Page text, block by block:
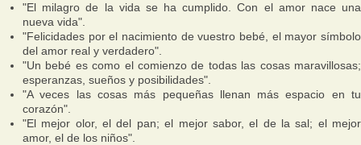
"El milagro de la vida se ha cumplido. Con el amor nace una
nueva vida".
"Felicidades por el nacimiento de vuestro bebé, el mayor símbolo
del amor real y verdadero".
"Un bebé es como el comienzo de todas las cosas maravillosas;
esperanzas, sueños y posibilidades".
"A veces las cosas más pequeñas llenan más espacio en tu
corazón".
"El mejor olor, el del pan; el mejor sabor, el de la sal; el mejor
amor, el de los niños".